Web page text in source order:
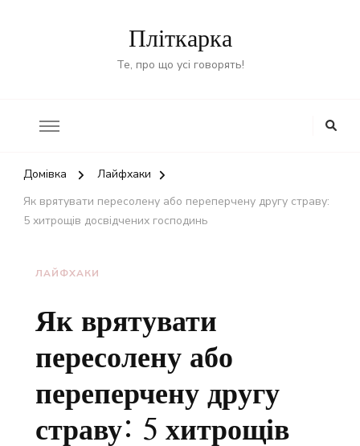
Пліткарка
Те, про що усі говорять!
Домівка
Лайфхаки
Як врятувати пересолену або переперчену другу страву:
5 хитрощів досвідчених господинь
ЛАЙФХАКИ
Як врятувати
пересолену або
переперчену другу
страву: 5 хитрощів